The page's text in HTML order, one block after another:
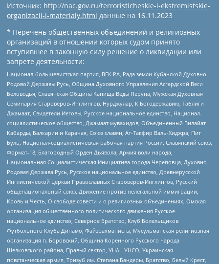
Источник: http://nac.gov.ru/terroristicheskie-i-ekstremistskie-
organizacii-i-materialy.html данные на 16.11.2023
* Перечень общественных объединений и религиозных
организаций в отношении которых судом принято
вступившее в законную силу решение о ликвидации или
запрете деятельности:
Национал-большевистская партия, ВЕК РА, Рада земли Кубанской Духовно
Родовой Державы Русь, Община Духовного Управления Асгардской Веси
Беловодья, Славянская Община Капища Веды Перуна, Мужская Духовная
Семинария Староверов-Инглингов, Нурджулар, К Богодержавию, Таблиги
Джамаат, Свидетели Иеговы, Русское национальное единство, Национал-
социалистическое общество, Джамаат мувахидов, Объединенный Вилайат
Кабарды, Балкарии и Карачая, Союз славян, Ат-Такфир Валь-Хиджра, Пит
Буль, Национал-социалистическая рабочая партия России, Славянский союз,
Формат-18, Благородный Орден Дьявола, Армия воли народа,
Национальная Социалистическая Инициатива города Череповца, Духовно-
Родовая Держава Русь, Русское национальное единство, Древнерусской
Инглистической церкви Православных Староверов-Инглингов, Русский
общенациональный союз, Движение против нелегальной иммиграции,
Кровь и Честь, О свободе совести и о религиозных объединениях, Омская
организация общественного политического движения Русское
национальное единство, Северное Братство, Клуб Болельщиков
Футбольного Клуба Динамо, Файзрахманисты, Мусульманская религиозная
организация п. Боровский, Община Коренного Русского народа
Щелковского района, Правый сектор, УНА - УНСО, Украинская
повстанческая армия, Тризуб им. Степана Бандеры, Братство, Белый Крест,